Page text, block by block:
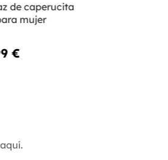
de caperucita
mujer
€